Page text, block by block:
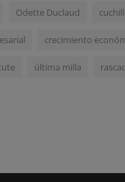
Odette Duclaud
crecimiento
última milla